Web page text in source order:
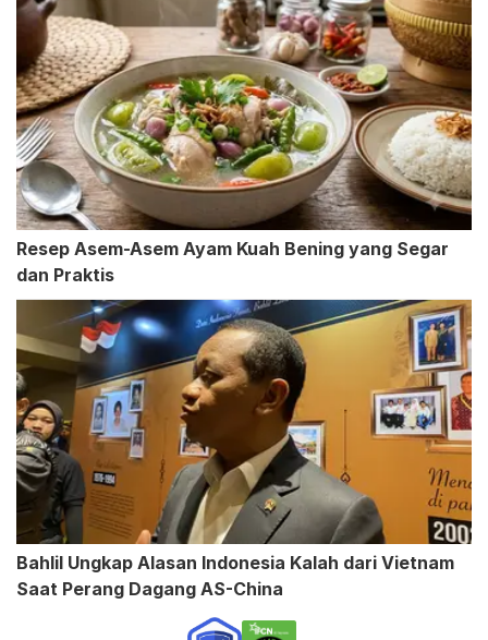
Resep Asem-Asem Ayam Kuah Bening yang Segar
dan Praktis
Bahlil Ungkap Alasan Indonesia Kalah dari Vietnam
Saat Perang Dagang AS-China